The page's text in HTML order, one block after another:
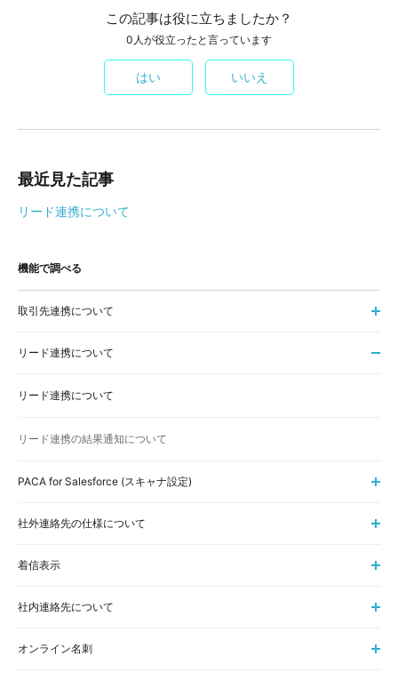
この記事は役に立ちましたか？
0人が役立ったと言っています
はい いいえ
最近見た記事
リード連携について
機能で調べる
取引先連携について
リード連携について
リード連携について
リード連携の結果通知について
PACA for Salesforce (スキャナ設定)
社外連絡先の仕様について
着信表示
社内連絡先について
オンライン名刺